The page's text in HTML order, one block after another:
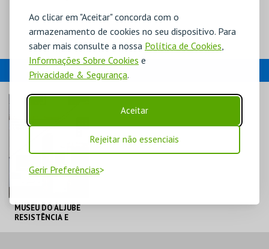
Ao clicar em "Aceitar" concorda com o
armazenamento de cookies no seu dispositivo. Para
saber mais consulte a nossa Política de Cookies
Informações Sobre Cookies e
Privacidade & Segurança.
Aceitar
Rejeitar não essenciais
Gerir Preferências
EVENTOS
MUSEU DO ALJUBE
RESISTÊNCIA E